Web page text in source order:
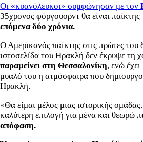
Οι «κυανόλευκοι» συμφώνησαν με τον
35χρονος φόργουορντ θα είναι παίκτης
επόμενα δύο χρόνια.
Ο Αμερικανός παίκτης στις πρώτες του
ιστοσελίδα του Ηρακλή δεν έκρυψε τη
παραμείνει στη Θεσσαλονίκη, ενώ
μυαλό του η ατμόσφαιρα που
Ηρακλή.
«Θα είμαι μέλος μιας ιστορικής
καλύτερη επιλογή για μένα και θεωρώ π
απόφαση.